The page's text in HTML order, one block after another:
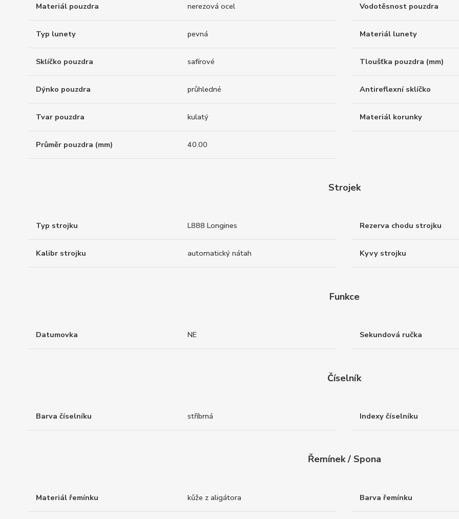
Materiál pouzdra nerezová ocel Vodotěsnost pouzdra
Typ lunety pevná Materiál lunety
Sklíčko pouzdra safírové Tloušťka pouzdra (mm)
Dýnko pouzdra průhledné Antireflexní sklíčko
Tvar pouzdra kulatý Materiál korunky
Průměr pouzdra (mm) 40.00
Strojek
Typ strojku L888 Longines Rezerva chodu strojku
Kalibr strojku automatický nátah Kyvy strojku
Funkce
Datumovka NE Sekundová ručka
Číselník
Barva číselníku stříbrná Indexy číselníku
Řemínek / Spona
Materiál řemínku kůže z aligátora Barva řemínku